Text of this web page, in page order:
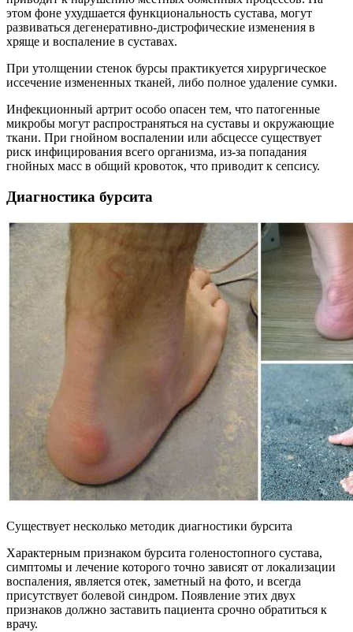
этом фоне ухудшается функциональность сустава, могут
развиваться дегенеративно-дистрофические изменения в
хряще и воспаление в суставах.
При утолщении стенок бурсы практикуется хирургическое
иссечение измененных тканей, либо полное удаление сумки.
Инфекционный артрит особо опасен тем, что патогенные
микробы могут распространяться на суставы и окружающие
ткани. При гнойном воспалении или абсцессе существует
риск инфицирования всего организма, из-за попадания
гнойных масс в общий кровоток, что приводит к сепсису.
Диагностика бурсита
Существует несколько методик диагностики бурсита
Характерным признаком бурсита голеностопного сустава,
симптомы и лечение которого точно зависят от локализации
воспаления, является отек, заметный на фото, и всегда
присутствует болевой синдром. Появление этих двух
признаков должно заставить пациента срочно обратиться к
врачу.